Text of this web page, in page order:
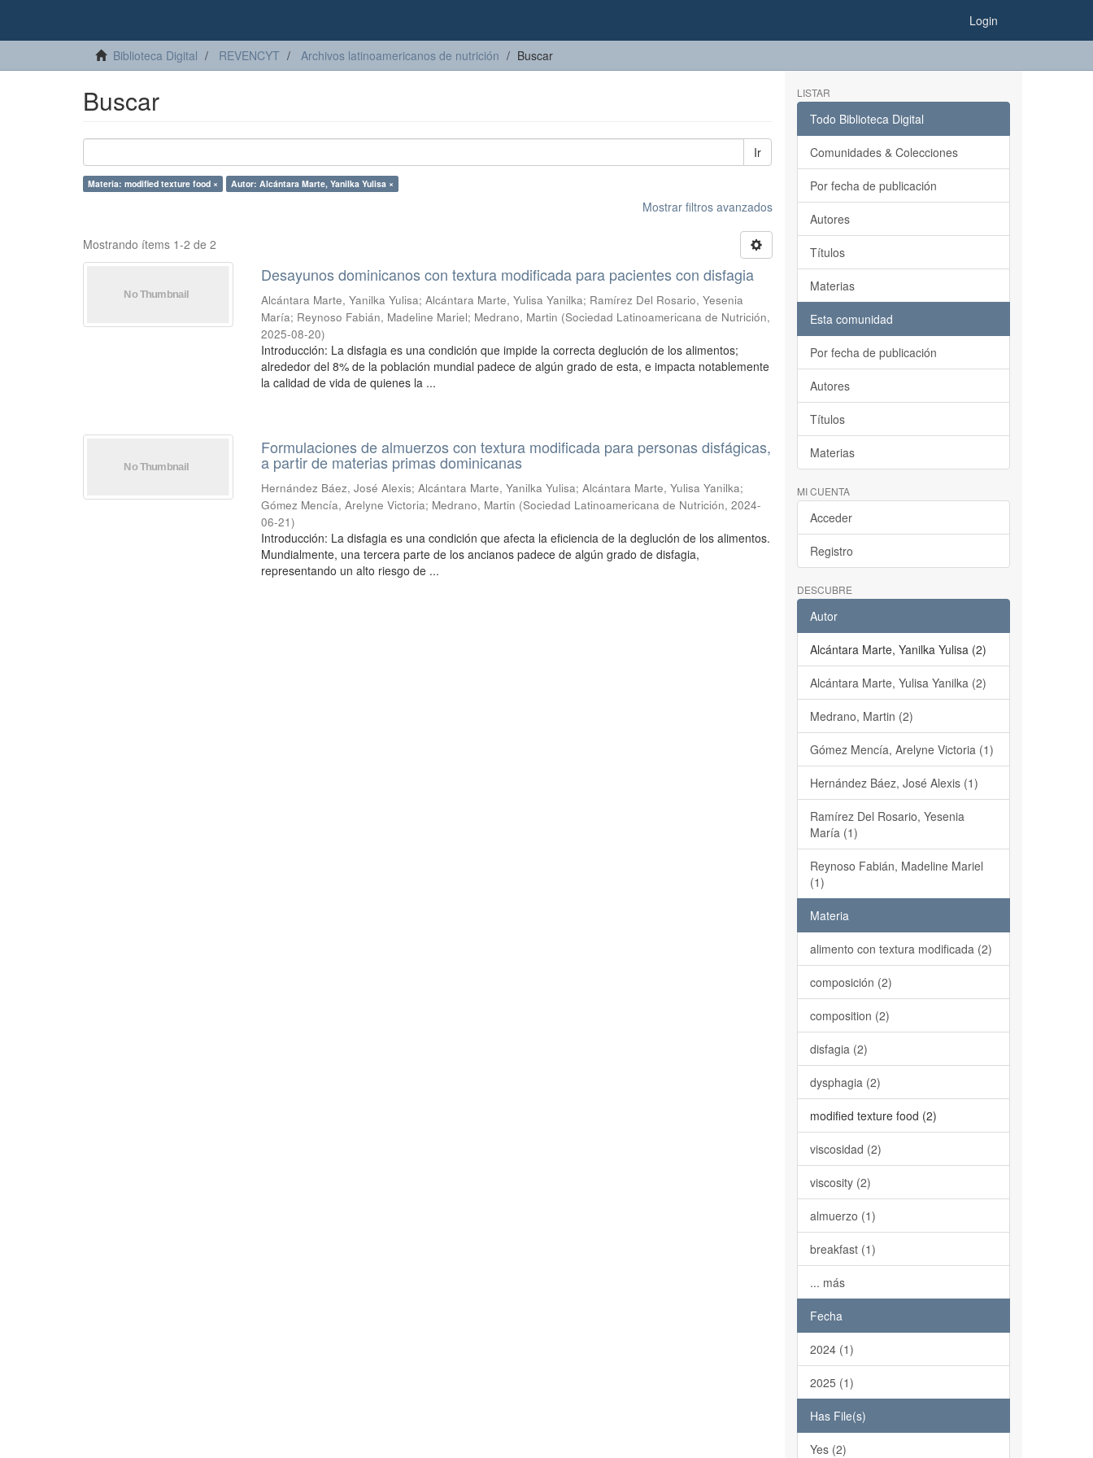
Login
Biblioteca Digital REVENCYT Archivos latinoamericanos de nutrición Buscar
Buscar
Ir
Materia: modified texture food × Autor: Alcántara Marte, Yanilka Yulisa ×
Mostrar filtros avanzados
Mostrando ítems 1-2 de 2
Desayunos dominicanos con textura modificada para pacientes con disfagia
Alcántara Marte, Yanilka Yulisa;Alcántara Marte, Yulisa Yanilka; Ramírez Del Rosario, Yesenia
María; Reynoso Fabián, Madeline Mariel; Medrano, Martin (Sociedad Latinoamericana de Nutrición,
2025-08-20)
Introducción: La disfagia es una condición que impide la correcta deglución de los alimentos;
alrededor del 8% de la población mundial padece de algún grado de esta, e impacta notablemente
la calidad de vida de quienes la ...
Formulaciones de almuerzos con textura modificada para personas disfágicas,
a partir de materias primas dominicanas
Hernández Báez, José Alexis;Alcántara Marte, Yanilka Yulisa;Alcántara Marte, Yulisa Yanilka;
Gómez Mencía, Arelyne Victoria; Medrano, Martin (Sociedad Latinoamericana de Nutrición,2024-
06-21)
Introducción: La disfagia es una condición que afecta la eficiencia de la deglución de los alimentos.
Mundialmente, una tercera parte de los ancianos padece de algún grado de disfagia,
representando un alto riesgo de ...
LISTAR
Todo Biblioteca Digital
Comunidades & Colecciones
Por fecha de publicación
Autores
Títulos
Materias
Esta comunidad
Por fecha de publicación
Autores
Títulos
Materias
MI CUENTA
Acceder
Registro
DESCUBRE
Autor
Alcántara Marte, Yanilka Yulisa (2)
Alcántara Marte, Yulisa Yanilka (2)
Medrano, Martin (2)
Gómez Mencía, Arelyne Victoria (1)
Hernández Báez, José Alexis (1)
Ramírez Del Rosario, Yesenia
María (1)
Reynoso Fabián, Madeline Mariel
(1)
Materia
alimento con textura modificada (2)
composición (2)
composition (2)
disfagia (2)
dysphagia (2)
modified texture food (2)
viscosidad (2)
viscosity (2)
almuerzo (1)
breakfast (1)
... más
Fecha
2024 (1)
2025 (1)
Has File(s)
Yes (2)